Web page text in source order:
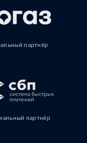
партнёр
партнёр